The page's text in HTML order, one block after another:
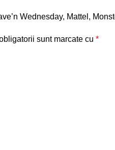
Wednesday, Mattel,
sunt marcate cu *